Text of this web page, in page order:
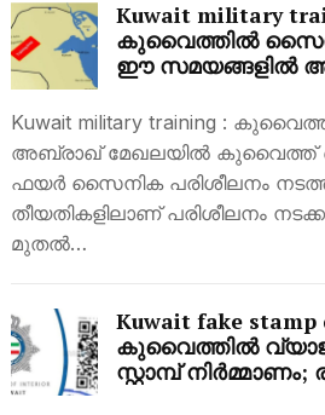
Kuwait military
കുവൈത്തിൽ
ഈ സമയങ്ങളിൽ
മുന്നറിയിപ്പ്
Kuwait military training :
അബ്രാഖ് മേഖലയിൽ
ഫയർ സൈനിക പരിശീലനം
തീയതികളിലാണ് പരിശീലനം
മുതൽ…
Kuwait fake stamp
കുവൈത്തിൽ
സ്റ്റാമ്പ്